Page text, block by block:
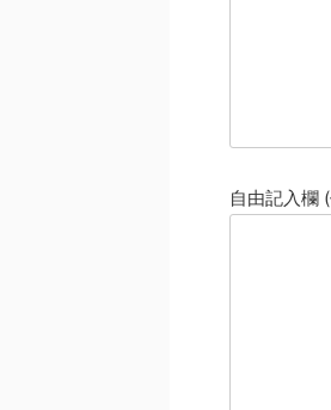
自由記入欄